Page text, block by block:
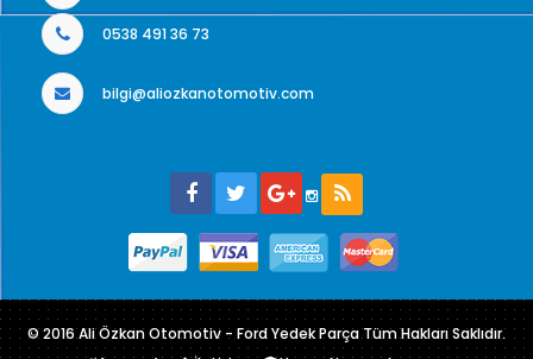
0538 491 36 73
bilgi@aliozkanotomotiv.com
© 2016 Ali Özkan Otomotiv - Ford Yedek Parça Tüm Hakları Saklıdır.